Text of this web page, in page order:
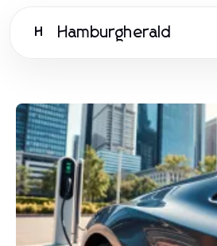
H Hamburgherald